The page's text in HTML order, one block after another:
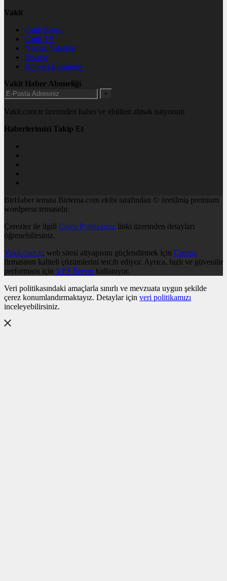
Vakit
Canlı Borsa
Canlı TV
Namaz Vakitleri
Eczane
Nöbetçi Eczaneler
Vakit Haber Aboneliği
+
Vakit.com.tr üzerinden haber ve ebülten almak istiyorum
Haberlerimizi Takip Et
BirHaber teması Birtema.com ekibi tarafından © üretilmiş premium
wordpress temasıdır.
Çerezler ile ilgili Çerez Politikamız linki üzerinden detayları
öğrenebilirsiniz.
Vakit.com.tr, web sitesi altyapısını güçlendirmek için Cenuta
firmasının kaliteli çözümlerini tercih ediyor. Ayrıca, hızlı ve güvenilir
performans için VPS Serverkullanıyor.
Veri politikasındaki amaçlarla sınırlı ve mevzuata uygun şekilde
çerez konumlandırmaktayız. Detaylar için veri politikamızı
inceleyebilirsiniz.